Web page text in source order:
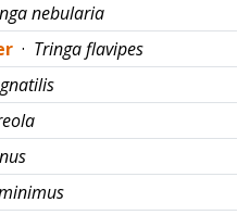
nebularia
· Tringa flavipes